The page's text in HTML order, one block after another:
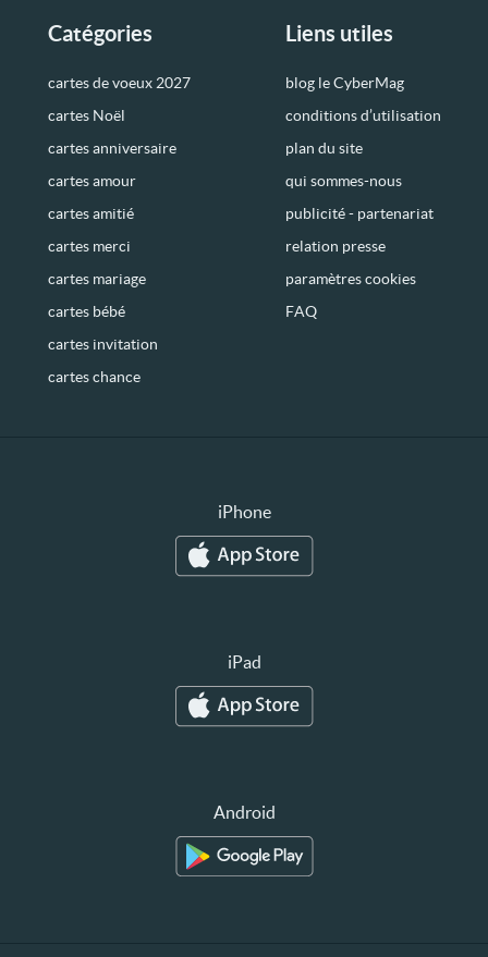
Catégories
cartes de voeux 2027
cartes Noël
cartes anniversaire
cartes amour
cartes amitié
cartes merci
cartes mariage
cartes bébé
cartes invitation
cartes chance
Liens utiles
blog le CyberMag
conditions d’utilisation
plan du site
qui sommes-nous
publicité - partenariat
relation presse
paramètres cookies
FAQ
iPhone
iPad
Android